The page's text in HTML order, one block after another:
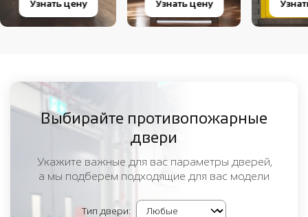
Узнать цену Узнать цену
Выбирайте противопожарные
двери
Укажите важные для вас параметры дверей,
а мы подберем подходящие для вас модели
Тип двери: